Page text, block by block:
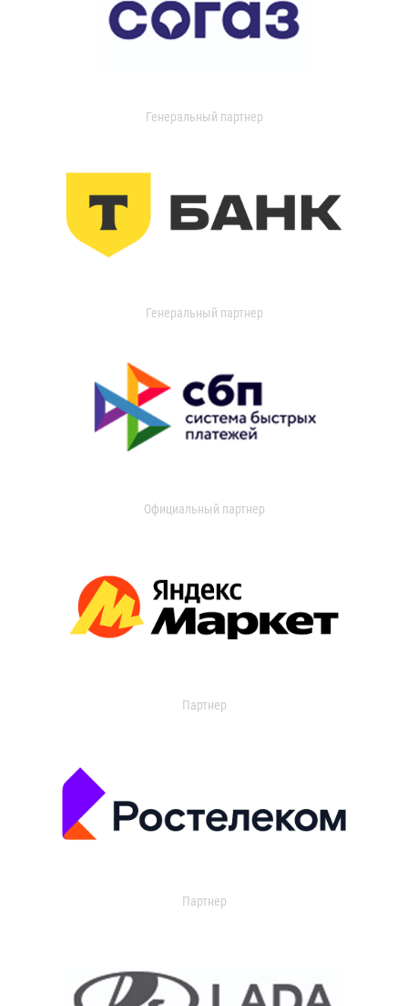
Генеральный партнер
Генеральный партнер
Официальный партнер
Партнер
Партнер